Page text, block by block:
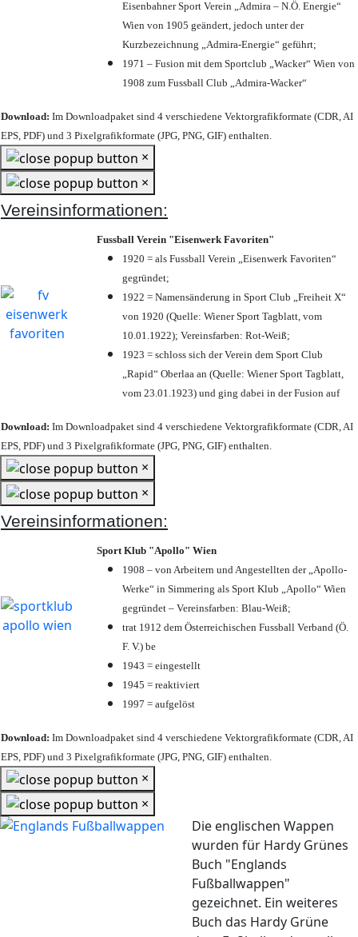
Eisenbahner Sport Verein „Admira – N.Ö. Energie“
Wien von 1905 geändert, jedoch unter der
Kurzbezeichnung „Admira-Energie“ geführt;
1971 – Fusion mit dem Sportclub „Wacker“ Wien von
1908 zum Fussball Club „Admira-Wacker“
Download: Im Downloadpaket sind 4 verschiedene Vektorgrafikformate (CDR, AI
EPS, PDF) und 3 Pixelgrafikformate (JPG, PNG, GIF) enthalten.
×
×
Vereinsinformationen:
Fussball Verein "Eisenwerk Favoriten"
1920 = als Fussball Verein „Eisenwerk Favoriten“
gegründet;
1922 = Namensänderung in Sport Club „Freiheit X“
von 1920 (Quelle: Wiener Sport Tagblatt, vom
10.01.1922); Vereinsfarben: Rot-Weiß;
1923 = schloss sich der Verein dem Sport Club
„Rapid“ Oberlaa an (Quelle: Wiener Sport Tagblatt,
vom 23.01.1923) und ging dabei in der Fusion auf
Download: Im Downloadpaket sind 4 verschiedene Vektorgrafikformate (CDR, AI
EPS, PDF) und 3 Pixelgrafikformate (JPG, PNG, GIF) enthalten.
×
×
Vereinsinformationen:
Sport Klub "Apollo" Wien
1908 – von Arbeitern und Angestellten der „Apollo-
Werke“ in Simmering als Sport Klub „Apollo“ Wien
gegründet – Vereinsfarben: Blau-Weiß;
trat 1912 dem Österreichischen Fussball Verband (Ö.
F. V.) be
1943 = eingestellt
1945 = reaktiviert
1997 = aufgelöst
Download: Im Downloadpaket sind 4 verschiedene Vektorgrafikformate (CDR, AI
EPS, PDF) und 3 Pixelgrafikformate (JPG, PNG, GIF) enthalten.
×
×
Die englischen Wappen
wurden für Hardy Grünes
Buch "Englands
Fußballwappen"
gezeichnet. Ein weiteres
Buch das Hardy Grüne